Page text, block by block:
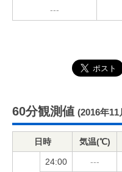
---
60分観測値 (2016年11
日時 気温(℃)
24:00 ---